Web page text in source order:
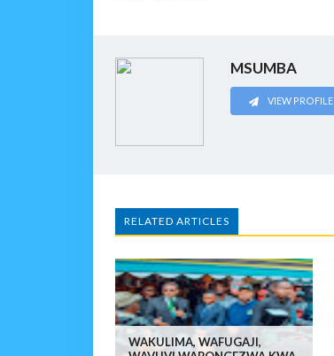
MSUMBA
VIEW PROFILE
RELATED ARTICLES
WAKULIMA, WAFUGAJI,